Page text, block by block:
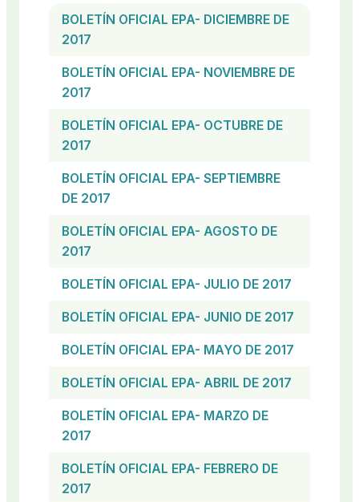
BOLETÍN OFICIAL EPA- DICIEMBRE DE
2017
BOLETÍN OFICIAL EPA- NOVIEMBRE DE
2017
BOLETÍN OFICIAL EPA- OCTUBRE DE
2017
BOLETÍN OFICIAL EPA- SEPTIEMBRE
DE 2017
BOLETÍN OFICIAL EPA- AGOSTO DE
2017
BOLETÍN OFICIAL EPA- JULIO DE 2017
BOLETÍN OFICIAL EPA- JUNIO DE 2017
BOLETÍN OFICIAL EPA- MAYO DE 2017
BOLETÍN OFICIAL EPA- ABRIL DE 2017
BOLETÍN OFICIAL EPA- MARZO DE
2017
BOLETÍN OFICIAL EPA- FEBRERO DE
2017